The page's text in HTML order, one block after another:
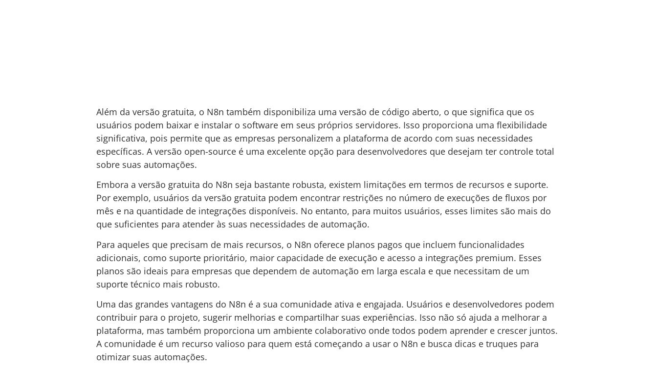
Além da versão gratuita, o N8n também disponibiliza uma versão de código aberto, o que significa que os
usuários podem baixar e instalar o software em seus próprios servidores. Isso proporciona uma flexibilidade
significativa, pois permite que as empresas personalizem a plataforma de acordo com suas necessidades
específicas. A versão open-source é uma excelente opção para desenvolvedores que desejam ter controle total
sobre suas automações.
Embora a versão gratuita do N8n seja bastante robusta, existem limitações em termos de recursos e suporte.
Por exemplo, usuários da versão gratuita podem encontrar restrições no número de execuções de fluxos por
mês e na quantidade de integrações disponíveis. No entanto, para muitos usuários, esses limites são mais do
que suficientes para atender às suas necessidades de automação.
Para aqueles que precisam de mais recursos, o N8n oferece planos pagos que incluem funcionalidades
adicionais, como suporte prioritário, maior capacidade de execução e acesso a integrações premium. Esses
planos são ideais para empresas que dependem de automação em larga escala e que necessitam de um
suporte técnico mais robusto.
Uma das grandes vantagens do N8n é a sua comunidade ativa e engajada. Usuários e desenvolvedores podem
contribuir para o projeto, sugerir melhorias e compartilhar suas experiências. Isso não só ajuda a melhorar a
plataforma, mas também proporciona um ambiente colaborativo onde todos podem aprender e crescer juntos.
A comunidade é um recurso valioso para quem está começando a usar o N8n e busca dicas e truques para
otimizar suas automações.